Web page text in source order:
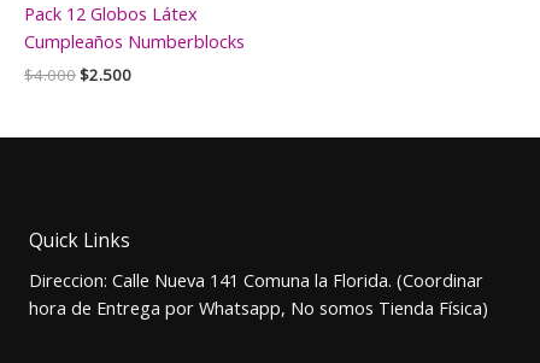
Pack 12 Globos Látex
Cumpleaños Numberblocks
$4.000El
era:
$2.500El
es:
Quick Links
Direccion: Calle Nueva 141 Comuna la Florida. (Coordinar
hora de Entrega por Whatsapp, No somos Tienda Física)